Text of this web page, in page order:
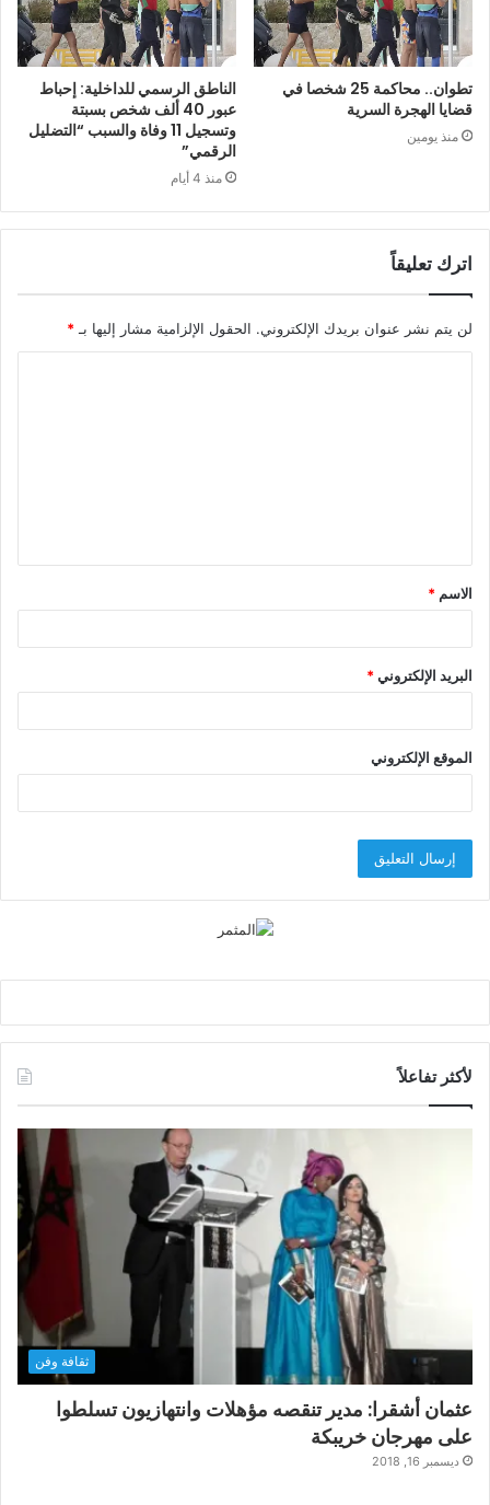
تطوان.. محاكمة 25 شخصا في
قضايا الهجرة السرية
منذ يومين
الناطق الرسمي للداخلية: إحباط
عبور 40 ألف شخص بسبتة
وتسجيل 11 وفاة والسبب “التضليل
الرقمي”
منذ 4 أيام
اترك تعليقاً
لن يتم نشر عنوان بريدك الإلكتروني. الحقول الإلزامية مشار إليها بـ *
ق
*
الاسم *
البريد الإلكتروني*
الموقع الإلكتروني
لأكثر تفاعلاً
ثقافة وفن
عثمان أشقرا: مدير تنقصه مؤهلات وانتهازيون تسلطوا
على مهرجان خريبكة
ديسمبر 16, 2018